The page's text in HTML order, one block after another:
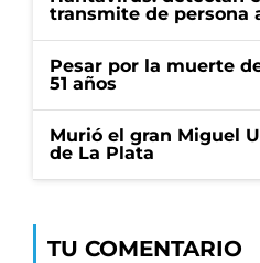
transmite de persona
Pesar por la muerte
51 años
Murió el gran Miguel
de La Plata
TU COMENTARIO